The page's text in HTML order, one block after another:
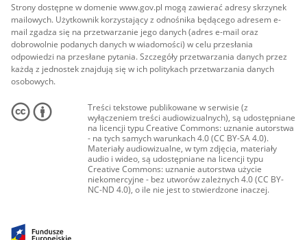
Strony dostępne w domenie www.gov.pl mogą zawierać adresy skrzynek
mailowych. Użytkownik korzystający z odnośnika będącego adresem e-
mail zgadza się na przetwarzanie jego danych (adres e-mail oraz
dobrowolnie podanych danych w wiadomości) w celu przesłania
odpowiedzi na przesłane pytania. Szczegóły przetwarzania danych przez
każdą z jednostek znajdują się w ich politykach przetwarzania danych
osobowych.
Treści tekstowe publikowane w serwisie (z
wyłączeniem treści audiowizualnych), są udostępniane
na licencji typu Creative Commons: uznanie autorstwa
- na tych samych warunkach 4.0 (CC BY-SA 4.0).
Materiały audiowizualne, w tym zdjęcia, materiały
audio i wideo, są udostępniane na licencji typu
Creative Commons: uznanie autorstwa użycie
niekomercyjne - bez utworów zależnych 4.0 (CC BY-
NC-ND 4.0), o ile nie jest to stwierdzone inaczej.